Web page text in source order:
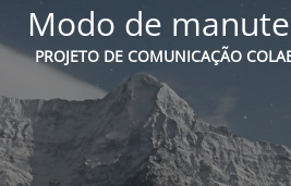
Modo de
PROJETO DE COMUNICAÇÃO